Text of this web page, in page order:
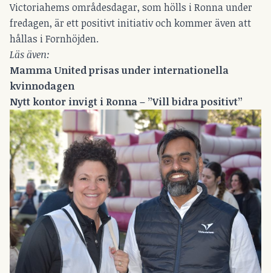
Victoriahems områdesdagar, som hölls i Ronna under
fredagen, är ett positivt initiativ och kommer även att
hållas i Fornhöjden.
Läs även:
Mamma United prisas under internationella
kvinnodagen
Nytt kontor invigt i Ronna – ”Vill bidra positivt”